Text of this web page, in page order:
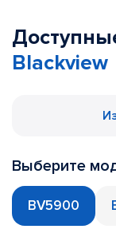
Blackview
Выберите
BV5900